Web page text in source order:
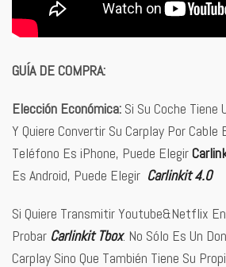
GUÍA DE COMPRA:
Elección Económica: Si Su Coche Tiene
Y Quiere Convertir Su Carplay Por Cable
Teléfono Es iPhone, Puede Elegir
Es Android, Puede Elegir Carlinkit 4.0
Si Quiere Transmitir Youtube&Netflix
Probar Carlinkit Tbox. No Sólo Es Un
Carplay Sino Que También Tiene Su